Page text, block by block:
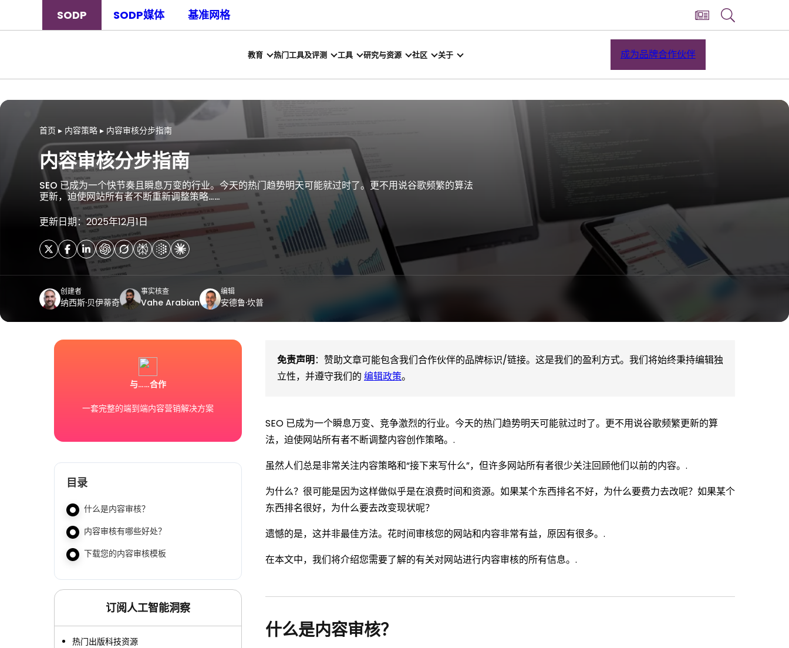
SODP SODP媒体 基准网格
教育 热门工具及评测 工具 研究与资源 社区 关于 成为品牌合作伙伴
首页 ▸ 内容策略 ▸ 内容审核分步指南
内容审核分步指南
SEO 已成为一个快节奏且瞬息万变的行业。今天的热门趋势明天可能就过时了。更不用说谷歌频繁的算法
更新，迫使网站所有者不断重新调整策略……
更新日期：2025年12月1日
创建者
纳西斯·贝伊蒂奇
事实核查
Vahe Arabian
编辑
安德鲁·坎普
与……合作
一套完整的端到端内容营销解决方案
目录
什么是内容审核？
内容审核有哪些好处？
下载您的内容审核模板
订阅人工智能洞察
热门出版科技资源
免责声明：赞助文章可能包含我们合作伙伴的品牌标识/链接。这是我们的盈利方式。我们将始终秉持编辑独
立性，并遵守我们的 编辑政策。
SEO 已成为一个瞬息万变、竞争激烈的行业。今天的热门趋势明天可能就过时了。更不用说谷歌频繁更新的算
法，迫使网站所有者不断调整内容创作策略。.
虽然人们总是非常关注内容策略和“接下来写什么”，但许多网站所有者很少关注回顾他们以前的内容。.
为什么？很可能是因为这样做似乎是在浪费时间和资源。如果某个东西排名不好，为什么要费力去改呢？如果某个
东西排名很好，为什么要去改变现状呢？
遗憾的是，这并非最佳方法。花时间审核您的网站和内容非常有益，原因有很多。.
在本文中，我们将介绍您需要了解的有关对网站进行内容审核的所有信息。.
什么是内容审核？